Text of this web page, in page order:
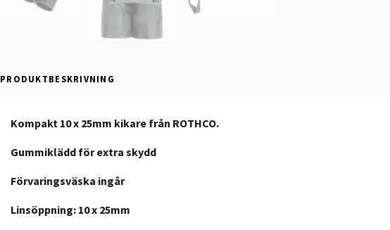
PRODUKTBESKRIVNING
Kompakt 10 x 25mm kikare från ROTHCO.
Gummiklädd för extra skydd
Förvaringsväska ingår
Linsöppning: 10 x 25mm